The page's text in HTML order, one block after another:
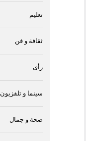
تعليم
ثقافة و فن
رأى
سينما و تلفزيون
صحة و جمال